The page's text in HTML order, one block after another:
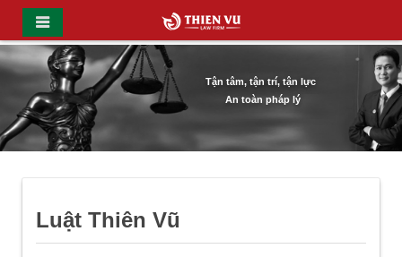
Tận tâm, tận trí, tận lực
An toàn pháp lý
Luật Thiên Vũ